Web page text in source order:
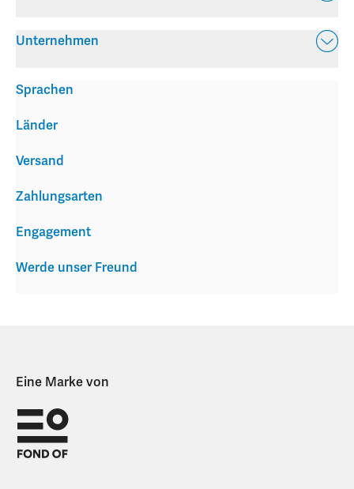
Unternehmen
Versand
Zahlungsarten
Engagement
Werde unser Freund
Sprachen
Länder
Eine Marke von